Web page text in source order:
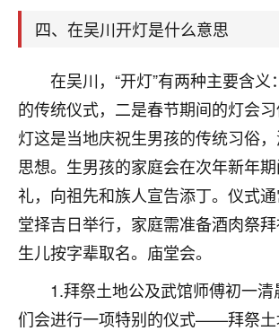
四、在吴川开灯是什么意思
在吴川，“开灯”有两种主要含
的传统仪式，二是春节期间的灯会
灯这是当地庆祝生男孩的传统习俗
思想。生男孩的家庭会在次年新年
礼，向祖先和族人宣告添丁。仪式
堂择吉日举行，家庭需准备酒肉祭
生儿按字辈取名。庙堂会。
1.拜祭土地公及武馆师傅初一清
们会进行一项特别的仪式——拜祭土
是我从找店开始都是找慧来老师
大环境不好，但是我家生意还
刚找老师做了补财库，希望财
2小时前 来自海南
梦醒时分
我女儿高二叛逆，大半年不上学，
的，把我们两口子愁的不行，朋友
师，一开始我是病急乱投医，这半
做完，我女儿跟变了个人一样，不
大学，只要能安安稳稳的把书读了
康康的我就很知足了！